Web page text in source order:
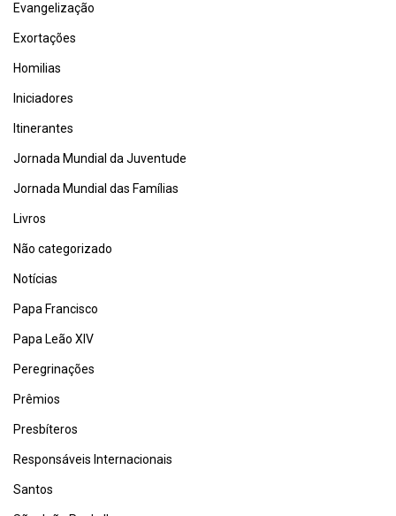
Evangelização
Exortações
Homilias
Iniciadores
Itinerantes
Jornada Mundial da Juventude
Jornada Mundial das Famílias
Livros
Não categorizado
Notícias
Papa Francisco
Papa Leão XIV
Peregrinações
Prêmios
Presbíteros
Responsáveis Internacionais
Santos